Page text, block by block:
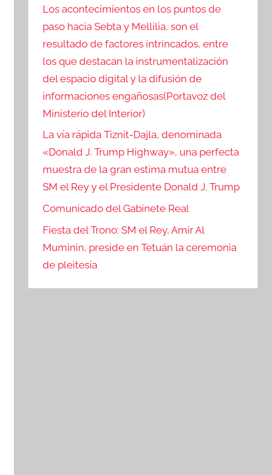
Los acontecimientos en los puntos de
paso hacia Sebta y Mellilia, son el
resultado de factores intrincados, entre
los que destacan la instrumentalización
del espacio digital y la difusión de
informaciones engañosas(Portavoz del
Ministerio del Interior)
La vía rápida Tiznit-Dajla, denominada
«Donald J. Trump Highway», una perfecta
muestra de la gran estima mutua entre
SM el Rey y el Presidente Donald J. Trump
Comunicado del Gabinete Real
Fiesta del Trono: SM el Rey, Amir Al
Muminin, preside en Tetuán la ceremonia
de pleitesía